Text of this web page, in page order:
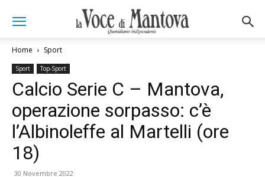
Home Sport
Sport Top-Sport
Calcio Serie C – Mantova,
operazione sorpasso: c’è
l’Albinoleffe al Martelli (ore
18)
30 Novembre 2022